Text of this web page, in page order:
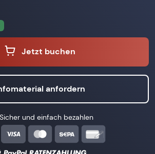
Jetzt buchen
anfordern
Sicher und einfach bezahlen